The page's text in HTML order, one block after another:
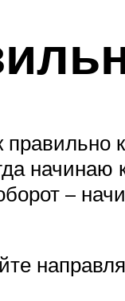
начинаю
–